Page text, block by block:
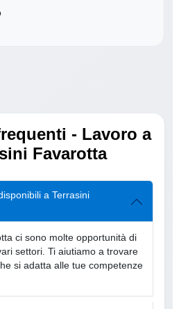
- Lavoro a
Favarotta
a Terrasini
ci sono molte opportunità di
settori. Ti aiutiamo a trovare
si adatta alle tue competenze